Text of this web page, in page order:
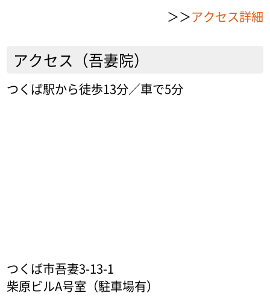
＞＞アクセス詳細
アクセス（吾妻院）
つくば駅から徒歩13分／車で5分
つくば市吾妻3-13-1
柴原ビルA号室（駐車場有）